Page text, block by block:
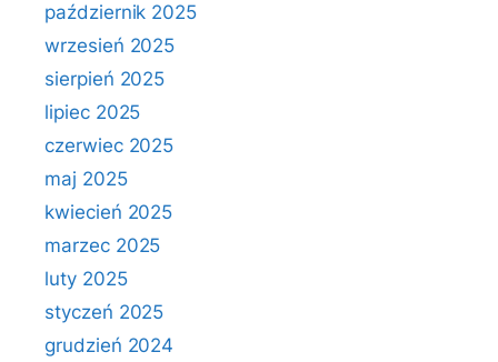
październik 2025
wrzesień 2025
sierpień 2025
lipiec 2025
czerwiec 2025
maj 2025
kwiecień 2025
marzec 2025
luty 2025
styczeń 2025
grudzień 2024